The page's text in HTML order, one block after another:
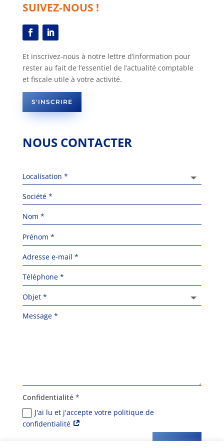
SUIVEZ-NOUS !
Et inscrivez-nous à notre lettre d’information pour
rester au fait de l’essentiel de l’actualité comptable
et fiscale utile à votre activité.
S'INSCRIRE
NOUS CONTACTER
Confidentialité *
J'ai lu et j'accepte votre politique de
confidentialité